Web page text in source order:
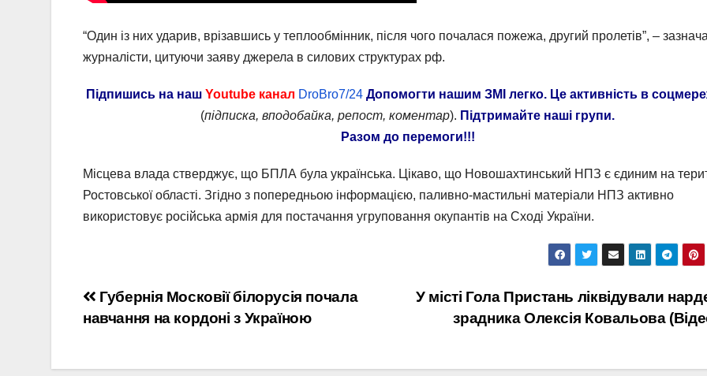
“Один із них ударив, врізавшись у теплообмінник, після чого почалася пожежа, другий пролетів”, –
журналісти, цитуючи заяву джерела в силових структурах рф.
Підпишись на наш Youtube канал DroBro7/24 Допомогти нашим ЗМІ легко. Це активність в
(підписка, вподобайка, репост, коментар). Підтримайте наші групи.
Разом до перемоги!!!
Місцева влада стверджує, що БПЛА була українська. Цікаво, що Новошахтинський НПЗ є єдиним на
Ростовської області. Згідно з попередньою інформацією, паливно-мастильні матеріали НПЗ активно
використовує російська армія для постачання угруповання окупантів на Сході України.
Навігація
У місті Гола Пристань ліквідували
зрадника Олексія Ковальова
Губернія Московії білорусія почала
навчання на кордоні з Україною